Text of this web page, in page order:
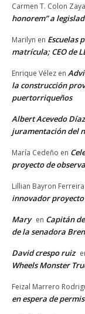
Carmen T. Colon
honorem” a
Marilyn en Escuelas
matrícula; CEO de
Enrique Vélez en
la construcción
puertorriqueños
Albert Acevedo
juramentación del
María Cedeño en
proyecto de
Lillian Bayron Ferreira
innovador proyecto
Mary en Capitán
de la senadora
David crespo ruiz
Wheels Monster
Feizal Marrero
en espera de